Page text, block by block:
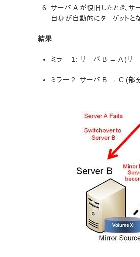
サーバ A が復旧したとき、サ
自身が自動的にターゲットと
結果
ミラー 1: サーバ B → A (サ
ミラー 2: サーバ B → C (部